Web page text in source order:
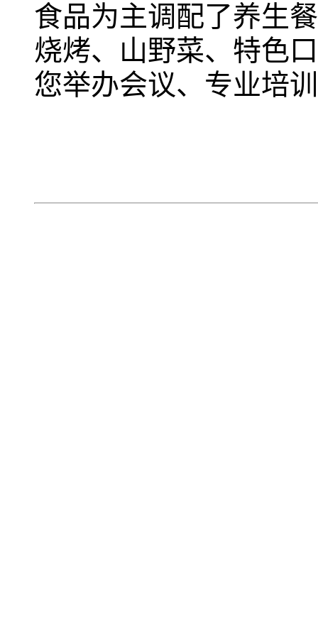
食品为主调配了养生
烧烤、山野菜、特色
您举办会议、专业培